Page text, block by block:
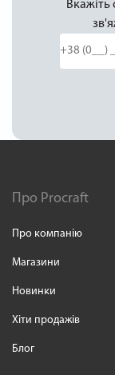
Вкажіть
Про Procraft
Про компанію
Магазини
Новинки
Хіти продажів
Блог